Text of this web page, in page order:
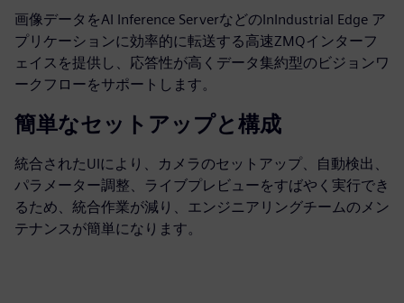
画像データをAI Inference ServerなどのInIndustrial Edge ア
プリケーションに効率的に転送する高速ZMQインターフ
ェイスを提供し、応答性が高くデータ集約型のビジョンワ
ークフローをサポートします。
簡単なセットアップと構成
統合されたUIにより、カメラのセットアップ、自動検出、
パラメーター調整、ライブプレビューをすばやく実行でき
るため、統合作業が減り、エンジニアリングチームのメン
テナンスが簡単になります。